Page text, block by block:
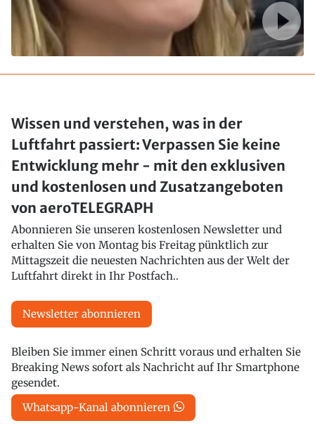
Wissen und verstehen, was in der
Luftfahrt passiert: Verpassen Sie keine
Entwicklung mehr - mit den exklusiven
und kostenlosen und Zusatzangeboten
von aeroTELEGRAPH
Abonnieren Sie unseren kostenlosen Newsletter und
erhalten Sie von Montag bis Freitag pünktlich zur
Mittagszeit die neuesten Nachrichten aus der Welt der
Luftfahrt direkt in Ihr Postfach..
Newsletter abonnieren
Bleiben Sie immer einen Schritt voraus und erhalten Sie
Breaking News sofort als Nachricht auf Ihr Smartphone
gesendet.
Whatsapp-Kanal abonnieren